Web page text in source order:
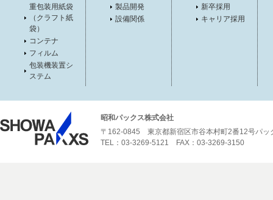
重包装用紙袋
（クラフト紙
袋）
コンテナ
フィルム
包装機装置シ
ステム
製品開発
設備関係
新卒採用
キャリア採用
昭和パックス株式会社
〒162-0845 東京都新宿区市谷本村町2番12号パッ
TEL：03-3269-5121 FAX：03-3269-3150